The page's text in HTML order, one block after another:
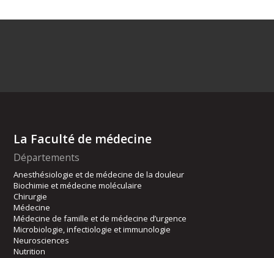
La Faculté de médecine
Départements
Anesthésiologie et de médecine de la douleur
Biochimie et médecine moléculaire
Chirurgie
Médecine
Médecine de famille et de médecine d’urgence
Microbiologie, infectiologie et immunologie
Neurosciences
Nutrition